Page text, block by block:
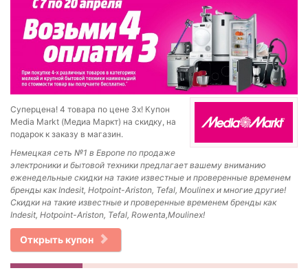
Суперцена! 4 товара по цене 3х! Купон
Media Markt (Медиа Маркт) на скидку, на
подарок к заказу в магазин.
Немецкая сеть №1 в Европе по продаже
электроники и бытовой техники предлагает вашему вниманию
еженедельные скидки на такие известные и проверенные временем
бренды как Indesit, Hotpoint-Ariston, Tefal, Moulinex и многие другие!
Скидки на такие известные и проверенные временем бренды как
Indesit, Hotpoint-Ariston, Tefal, Rowenta,Moulinex!
Открыть купон